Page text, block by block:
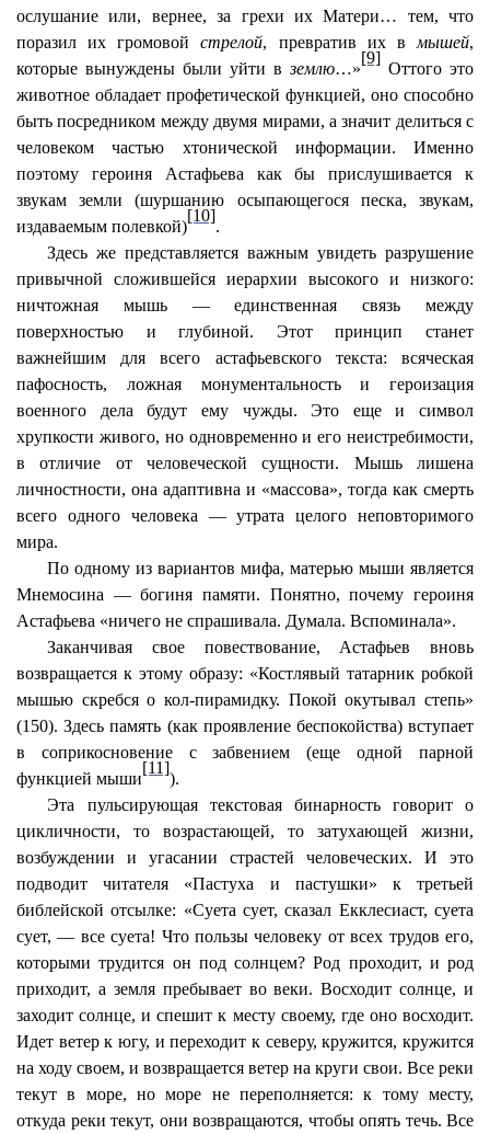
ослушание или, вернее, за грехи их Матери… тем, что
поразил их громовойстрелой, превратив их в мышей,
которые вынуждены были уйти вземлю…»
[9]
Оттого это
животное обладает профетической функцией, оно способно
быть посредником между двумя мирами, а значит делиться с
человеком частью хтонической информации. Именно
поэтому героиня Астафьева как бы прислушивается к
звукам земли (шуршанию осыпающегося песка, звукам,
издаваемым полевкой)
[10]
.
Здесь же представляется важным увидеть разрушение
привычной сложившейся иерархии высокого и низкого:
ничтожная мышь — единственная связь между
поверхностью и глубиной. Этот принцип станет
важнейшим для всего астафьевского текста: всяческая
пафосность, ложная монументальность и героизация
военного дела будут ему чужды. Это еще и символ
хрупкости живого, но одновременно и его неистребимости,
в отличие от человеческой сущности. Мышь лишена
личностности, она адаптивна и «массова», тогда как смерть
всего одного человека — утрата целого неповторимого
мира.
По одному из вариантов мифа, матерью мыши является
Мнемосина — богиня памяти. Понятно, почему героиня
Астафьева «ничего не спрашивала. Думала. Вспоминала».
Заканчивая свое повествование, Астафьев вновь
возвращается к этому образу: «Костлявый татарник робкой
мышью скребся о кол-пирамидку. Покой окутывал степь»
(150). Здесь память (как проявление беспокойства) вступает
в соприкосновение с забвением (еще одной парной
функцией мыши
[11]
).
Эта пульсирующая текстовая бинарность говорит о
цикличности, то возрастающей, то затухающей жизни,
возбуждении и угасании страстей человеческих. И это
подводит читателя «Пастуха и пастушки» к третьей
библейской отсылке: «Суета сует, сказал Екклесиаст, суета
сует, — все суета! Что пользы человеку от всех трудов его,
которыми трудится он под солнцем? Род проходит, и род
приходит, а земля пребывает во веки. Восходит солнце, и
заходит солнце, и спешит к месту своему, где оно восходит.
Идет ветер к югу, и переходит к северу, кружится, кружится
на ходу своем, и возвращается ветер на круги свои. Все реки
текут в море, но море не переполняется: к тому месту,
откуда реки текут, они возвращаются, чтобы опять течь. Все